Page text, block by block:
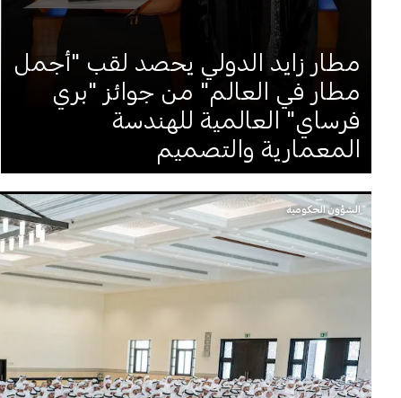
مطار زايد الدولي يحصد لقب "أجمل
مطار في العالم" من جوائز "بري
فرساي" العالمية للهندسة
المعمارية والتصميم
الشؤون الحكومية